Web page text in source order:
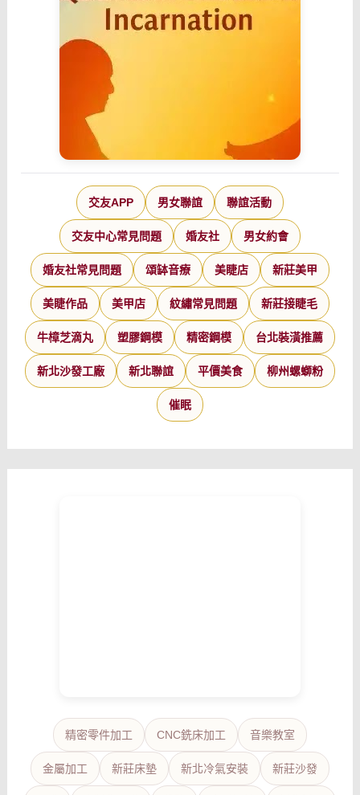
交友APP 男女聯誼 聯誼活動
交友中心常見問題 婚友社 男女約會
婚友社常見問題 頌缽音療 美睫店 新莊美甲
美睫作品 美甲店 紋繡常見問題 新莊接睫毛
牛樟芝滴丸 塑膠鋼模 精密鋼模 台北裝潢推薦
新北沙發工廠 新北聯誼 平價美食 柳州螺螄粉
催眠
精密零件加工 CNC銑床加工 音樂教室
金屬加工 新莊床墊 新北冷氣安裝 新莊沙發